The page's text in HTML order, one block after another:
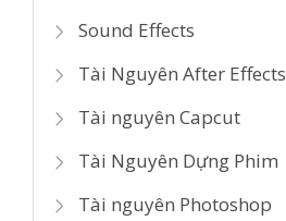
Sound Effects
Tài Nguyên After Effects
Tài nguyên Capcut
Tài Nguyên Dựng Phim
Tài nguyên Photoshop